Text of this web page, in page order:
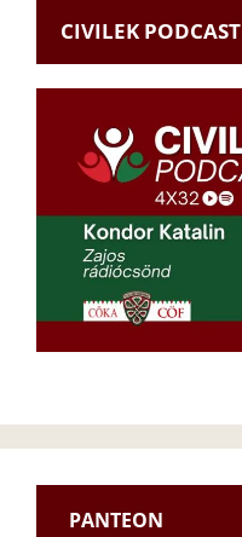
CIVILEK PODCAST
PANTEON